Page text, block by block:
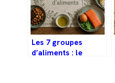
Les 7 groupes
d’aliments : le